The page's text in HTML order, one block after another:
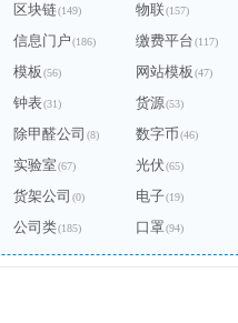
区块链(149) 物联(157)
信息门户(186) 缴费平台(117)
模板(56) 网站模板(47)
钟表(31) 货源(53)
除甲醛公司 (8) 数字币(46)
实验室(67) 光伏(65)
货架公司 (0) 电子(19)
公司类(185) 口罩(94)